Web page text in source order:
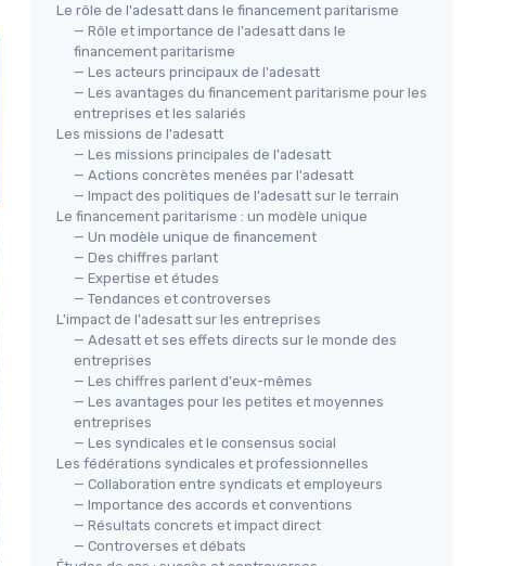
Le rôle de l'adesatt dans le financement paritarisme
— Rôle et importance de l'adesatt dans le
financement paritarisme
— Les acteurs principaux de l'adesatt
— Les avantages du financement paritarisme pour les
entreprises et les salariés
Les missions de l'adesatt
— Les missions principales de l'adesatt
— Actions concrètes menées par l'adesatt
— Impact des politiques de l'adesatt sur le terrain
Le financement paritarisme : un modèle unique
— Un modèle unique de financement
— Des chiffres parlant
— Expertise et études
— Tendances et controverses
L'impact de l'adesatt sur les entreprises
— Adesatt et ses effets directs sur le monde des
entreprises
— Les chiffres parlent d'eux-mêmes
— Les avantages pour les petites et moyennes
entreprises
— Les syndicales et le consensus social
Les fédérations syndicales et professionnelles
— Collaboration entre syndicats et employeurs
— Importance des accords et conventions
— Résultats concrets et impact direct
— Controverses et débats